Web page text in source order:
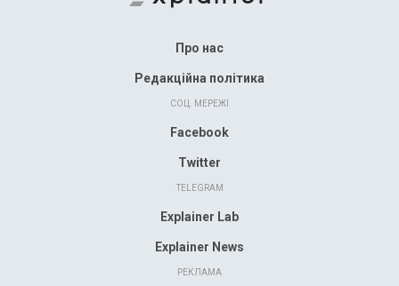
Про нас
Редакційна політика
СОЦ. МЕРЕЖІ
Facebook
Twitter
TELEGRAM
Explainer Lab
Explainer News
РЕКЛАМА